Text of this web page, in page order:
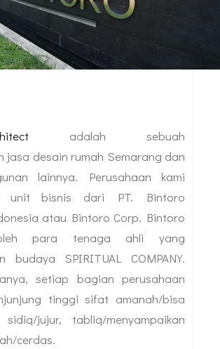
adalah sebuah
jasa desain rumah Semarang dan
lainnya. Perusahaan kami
unit bisnis dari PT. Bintoro
atau Bintoro Corp. Bintoro
para tenaga ahli yang
budaya SPIRITUAL COMPANY.
setiap bagian perusahaan
tinggi sifat amanah/bisa
jujur, tabliq/menyampaikan
cerdas.